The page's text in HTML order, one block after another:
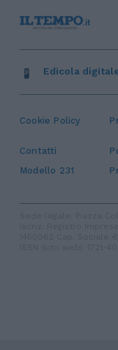
Cookie Policy
Contatti
Modello 231
Edicola